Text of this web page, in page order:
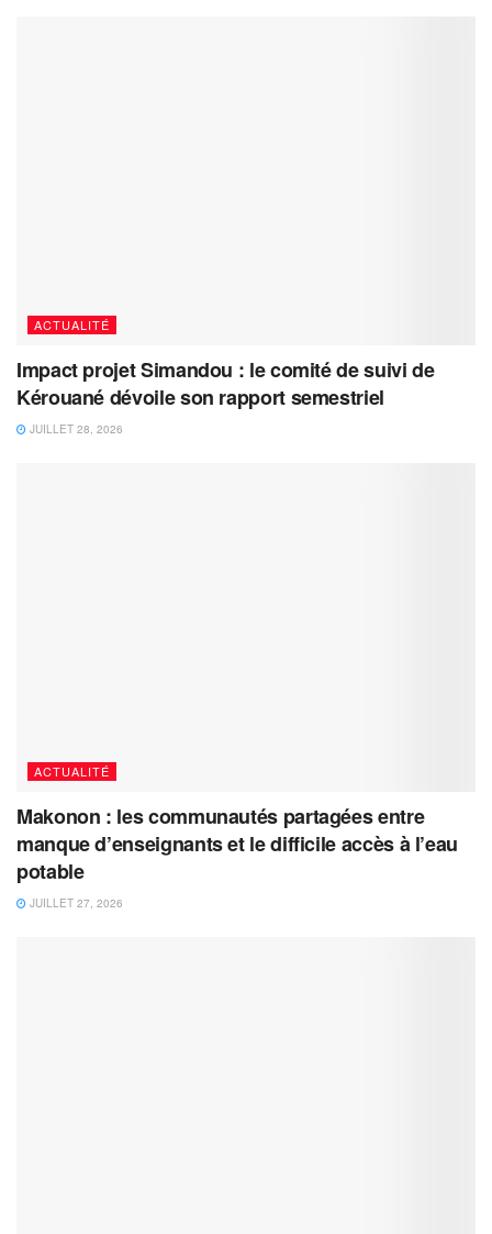
ACTUALITÉ
Impact projet Simandou : le comité de suivi de
Kérouané dévoile son rapport semestriel
JUILLET 28, 2026
ACTUALITÉ
Makonon : les communautés partagées entre
manque d’enseignants et le difficile accès à l’eau
potable
JUILLET 27, 2026